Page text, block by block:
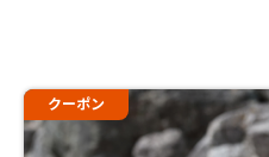
クーポン